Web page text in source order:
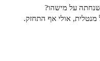
על מישהו?
אולי אף התחזק.